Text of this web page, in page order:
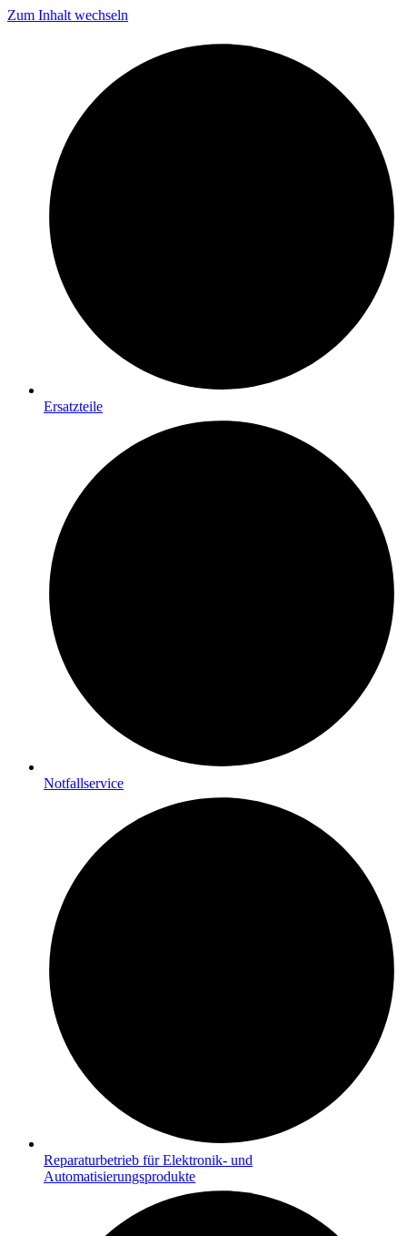
Zum Inhalt wechseln
Ersatzteile
Notfallservice
Reparaturbetrieb für Elektronik- und
Automatisierungsprodukte